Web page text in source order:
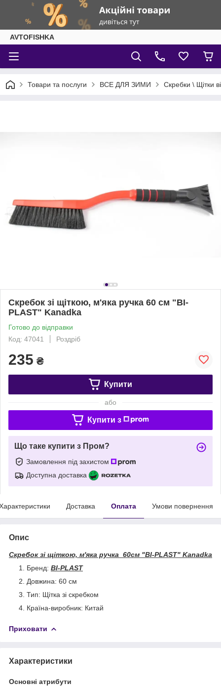
AVTOFISHKA
Товари та послуги ВСЕ ДЛЯ ЗИМИ Скребки \ Щітки
Скребок зі щіткою, м'яка ручка 60 см "BI-
PLAST" Kanadka
Готово до відправки
Код: 47041
Роздріб
235 ₴
Купити
або
Купити з
Що таке купити з Пром?
Замовлення під захистом
Доступна доставка
Доставка Оплата Умови повернення
Опис
Скребок зі щіткою, м'яка ручка 60см "BI-PLAST" Kanadka
Бренд: BI-PLAST
Довжина: 60 см
Тип: Щітка зі скребком
Країна-виробник: Китай
Приховати
Характеристики
Основні атрибути